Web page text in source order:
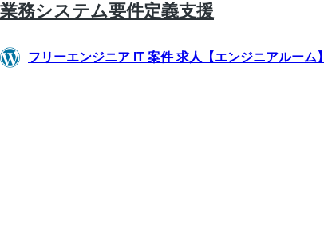
業務システム要件定義支援
フリーエンジニア IT 案件 求人【エンジニアルーム】